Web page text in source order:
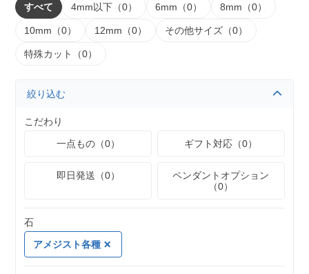
すべて 4mm以下（0） 6mm（0） 8mm（0）
10mm（0） 12mm（0） その他サイズ（0）
特殊カット（0）
絞り込む
こだわり
一点もの（0）
ギフト対応（0）
即日発送（0）
ペンダントオプション
（0）
石
アメジスト各種